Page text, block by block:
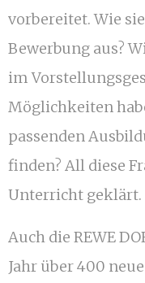
vorbereitet. Wie
Bewerbung aus?
im
Möglichkeiten
passenden
finden? All diese
Unterricht geklärt.
Auch die REWE
Jahr über 400